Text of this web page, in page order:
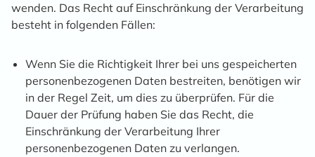
wenden. Das Recht auf Einschränkung der Verarbeitung
besteht in folgenden Fällen:
Wenn Sie die Richtigkeit Ihrer bei uns gespeicherten
personenbezogenen Daten bestreiten, benötigen wir
in der Regel Zeit, um dies zu überprüfen. Für die
Dauer der Prüfung haben Sie das Recht, die
Einschränkung der Verarbeitung Ihrer
personenbezogenen Daten zu verlangen.